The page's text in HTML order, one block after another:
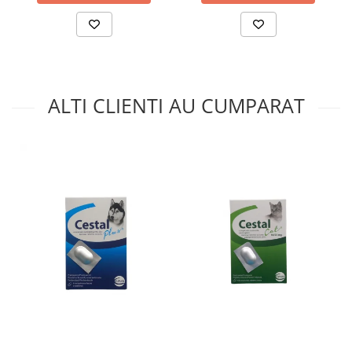
ALTI CLIENTI AU CUMPARAT